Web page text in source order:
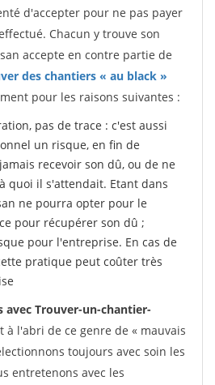
d'accepter pour ne pas payer
Chacun y trouve son
accepte en contre partie de
des chantiers « au black »
pour les raisons suivantes :
pas de trace : c'est aussi
un risque, en fin de
recevoir son dû, ou de ne
quoi il s'attendait. Etant dans
ne pourra opter pour le
pour récupérer son dû ;
pour l'entreprise. En cas de
pratique peut coûter très
avec Trouver-un-chantier-
à l'abri de ce genre de « mauvais
toujours avec soin les
entretenons avec les